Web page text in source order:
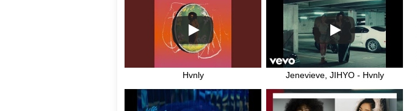
Hvnly Jenevieve, JIHYO - Hvnly